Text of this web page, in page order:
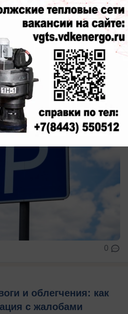
0
на обустройство
в Волжском
деньги
0
и облегчения: как
с жалобами